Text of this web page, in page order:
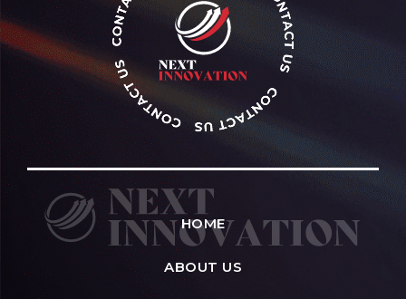
HOME
ABOUT US